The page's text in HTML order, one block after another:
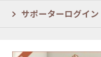
サポーターログイン